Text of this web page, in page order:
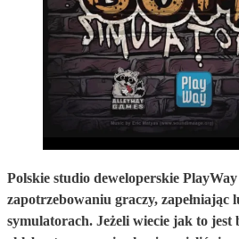
Polskie studio deweloperskie
zapotrzebowaniu graczy, zapełniając
symulatorach. Jeżeli wiecie jak to jest